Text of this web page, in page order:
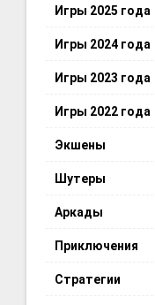
Игры 2025 года
Игры 2024 года
Игры 2023 года
Игры 2022 года
Экшены
Шутеры
Аркады
Приключения
Стратегии